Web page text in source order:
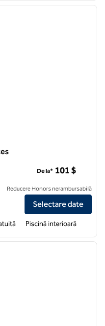
Inn & Suites Addison
De la* 101 $
Reducere Honors nerambursabilă
Selectare date
Piscină interioară